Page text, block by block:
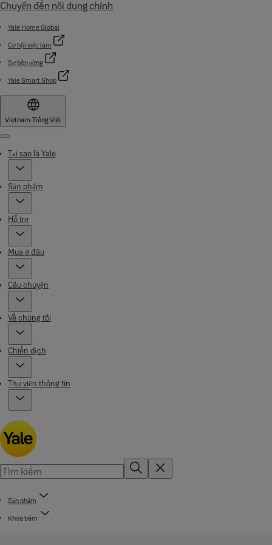
Chuyển đến nội dung chính
Yale Home Global
Cơ hội việc làm
Sự bền vững
Yale Smart Shop
Vietnam·Tiếng Việt
Menu
Tại sao là Yale
Sản phẩm
Hỗ trợ
Mua ở đâu
Câu chuyện
Về chúng tôi
Chiến dịch
Thư viện thông tin
Sản phẩm
Khóa bấm